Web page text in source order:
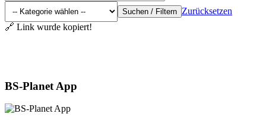
Suchen / Filtern Zurücksetzen
🔗 Link wurde kopiert!
BS-Planet App